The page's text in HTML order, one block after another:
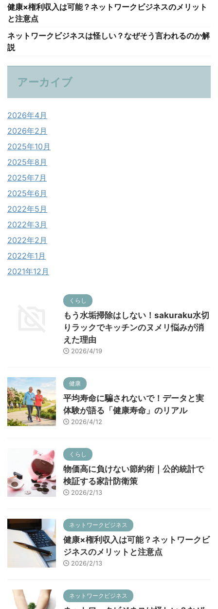
健康×権利収入は可能？ネットワークビジネスのメリット
と注意点
ネットワークビジネスは怪しい？なぜそう言われるのか解
説
アーカイブ
2026年4月
2026年2月
2025年10月
2025年8月
2025年7月
2025年6月
2022年5月
2022年3月
2022年2月
2022年1月
2021年12月
くらし
もう水垢掃除はしない！sakuraku水切
りラックでキッチンのヌメリ悩みが消
えた理由
2026/4/19
健康
平均寿命に騙されないで！データと実
体験が語る「健康寿命」のリアル
2026/4/12
くらし
物価高に負けない節約術｜公的統計で
検証する家計防衛策
2026/2/13
ネットワークビジネス
健康×権利収入は可能？ネットワークビ
ジネスのメリットと注意点
2026/2/13
ネットワークビジネス